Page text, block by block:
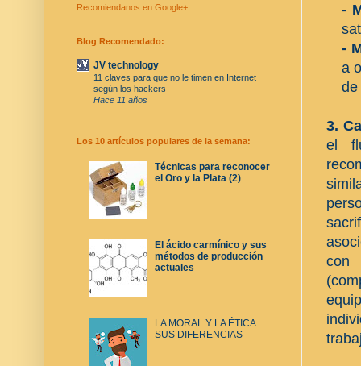
-
-
a
de
3.
el
con
Recomiendanos en Google+ :
Blog Recomendado:
JV technology
11 claves para que no le timen en Internet
según los hackers
Hace 11 años
Los 10 artículos populares de la semana:
Técnicas para reconocer
el Oro y la Plata (2)
El ácido carmínico y sus
métodos de producción
actuales
LA MORAL Y LA ÉTICA.
SUS DIFERENCIAS